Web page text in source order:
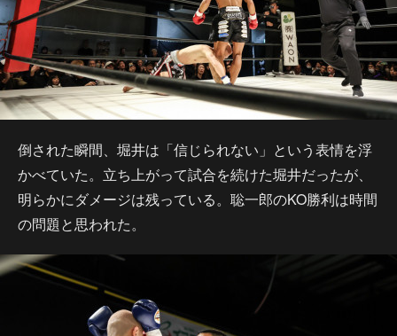
倒された瞬間、堀井は「信じられない」という表情を浮
かべていた。立ち上がって試合を続けた堀井だったが、
明らかにダメージは残っている。聡一郎のKO勝利は時間
の問題と思われた。